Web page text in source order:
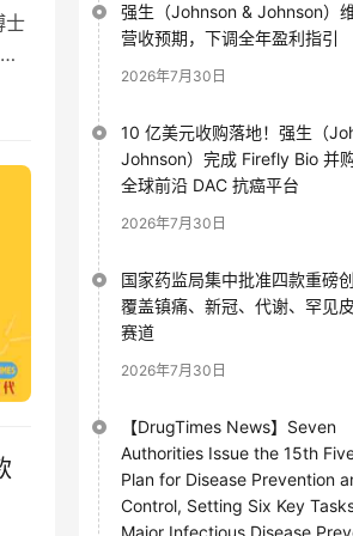
士
强生（Johnson & Johnson）
营收预期，下调全年盈利指引
2026年7月30日
10 亿美元收购落地！强生（
Johnson）完成 Firefly Bio 并
全球前沿 DAC 抗癌平台
2026年7月30日
国家药监局集中批准四款重磅创
覆盖镇痛、新冠、代谢、罕见
赛道
2026年7月30日
【DrugTimes News】Seven
Authorities Issue the 15th
Plan for Disease Prevention
Control, Setting Six Key
Major Infectious Disease